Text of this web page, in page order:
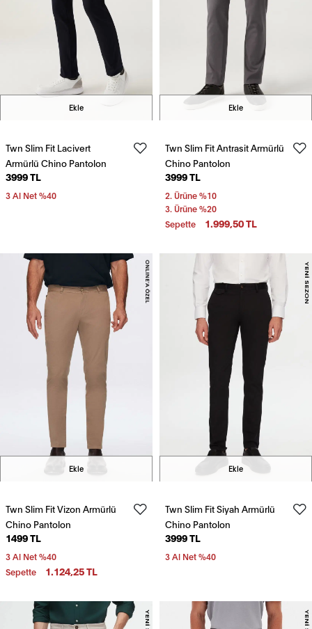
Ekle
Twn Slim Fit Lacivert
Armürlü Chino Pantolon
3999 TL
3 Al Net %40
Ekle
Twn Slim Fit Antrasit Armürlü
Chino Pantolon
3999 TL
2. Ürüne %10
3. Ürüne %20
Sepette
1.999,50 TL
Ekle
Twn Slim Fit Vizon Armürlü
Chino Pantolon
1499 TL
3 Al Net %40
Sepette
1.124,25 TL
Ekle
Twn Slim Fit Siyah Armürlü
Chino Pantolon
3999 TL
3 Al Net %40